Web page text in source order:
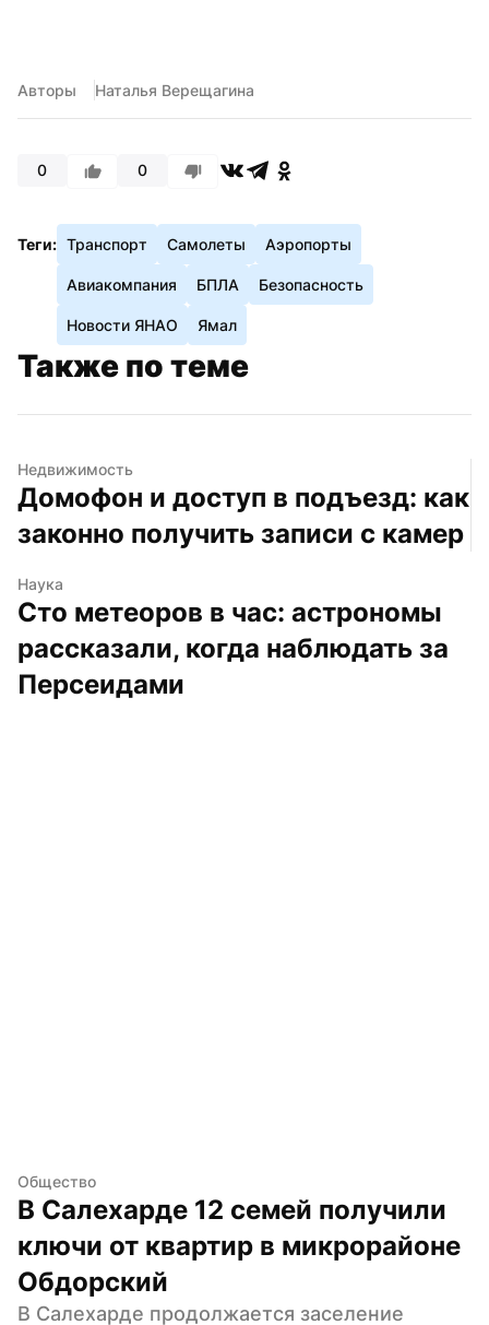
Авторы Наталья Верещагина
0 0
Теги: Транспорт Самолеты Аэропорты
Авиакомпания БПЛА Безопасность
Новости ЯНАО Ямал
Также по теме
Недвижимость
Домофон и доступ в подъезд: как
законно получить записи с камер
Наука
Сто метеоров в час: астрономы
рассказали, когда наблюдать за
Персеидами
Общество
В Салехарде 12 семей получили
ключи от квартир в микрорайоне
Обдорский
В Салехарде продолжается заселение